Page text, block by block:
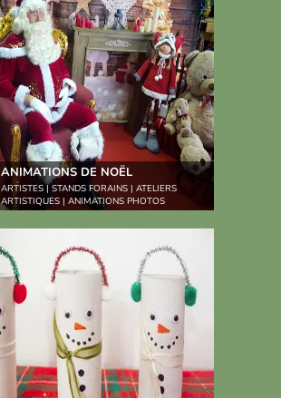
ANIMATIONS DE NOËL
ARTISTES | STANDS FORAINS | ATELIERS
ARTISTIQUES | ANIMATIONS PHOTOS